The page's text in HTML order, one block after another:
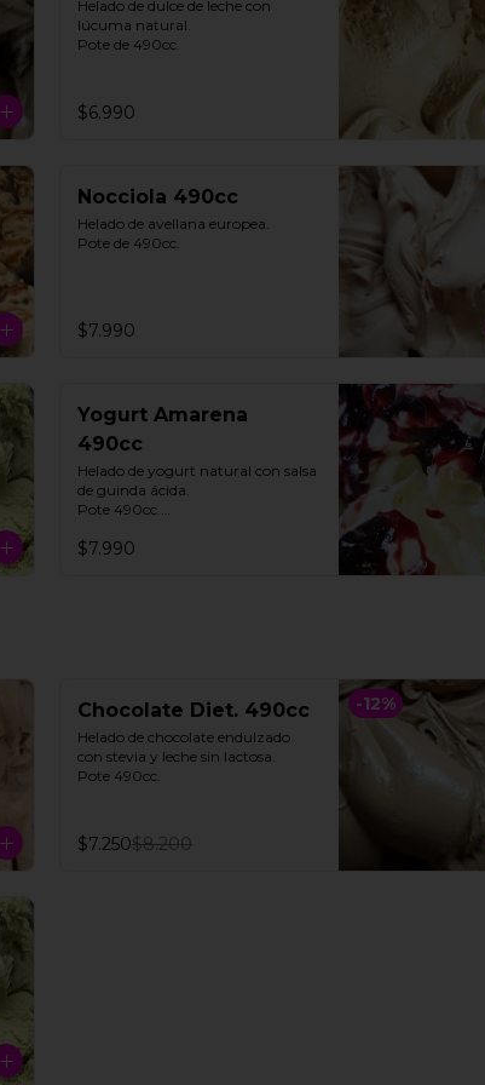
Helado de dulce de leche con
lúcuma natural.
Pote de 490cc.
$6.990
Nocciola 490cc
Helado de avellana europea.
Pote de 490cc.
$7.990
Yogurt Amarena
490cc
Helado de yogurt natural con salsa
de guinda ácida.
Pote 490cc.
**FOTO REFERENCIAL**
$7.990
-12%
Chocolate Diet. 490cc
Helado de chocolate endulzado
con stevia y leche sin lactosa.
Pote 490cc.
$7.250$8.200